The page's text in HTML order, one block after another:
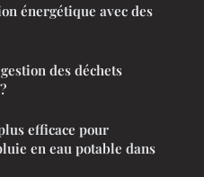
énergétique avec des
des déchets
efficace pour
en eau potable dans